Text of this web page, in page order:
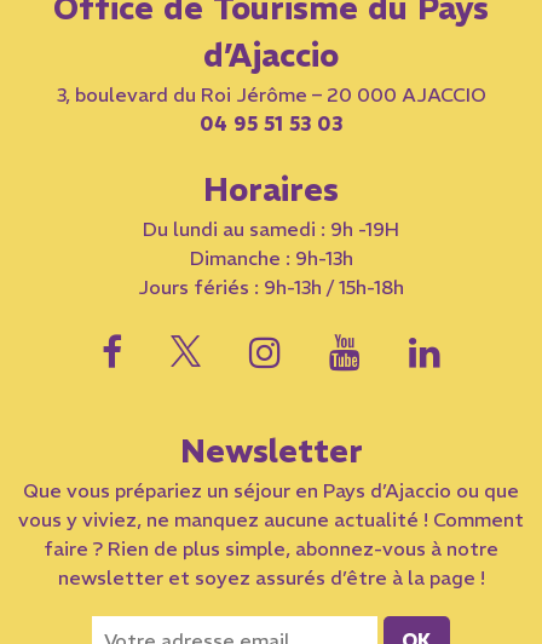
Office de Tourisme du Pays
d’Ajaccio
3, boulevard du Roi Jérôme – 20 000 AJACCIO
04 95 51 53 03
Horaires
Du lundi au samedi : 9h -19H
Dimanche : 9h-13h
Jours fériés : 9h-13h / 15h-18h
Newsletter
Que vous prépariez un séjour en Pays d’Ajaccio ou que
vous y viviez, ne manquez aucune actualité ! Comment
faire ? Rien de plus simple, abonnez-vous à notre
newsletter et soyez assurés d’être à la page !